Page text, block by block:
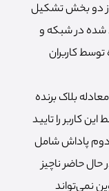
از دو بخش تشکیل
در شبکه و
کاربران
بلاک برنده
کاربر را تایید
پاداش شامل
حال حاضر ناچیز
نمی‌تواند